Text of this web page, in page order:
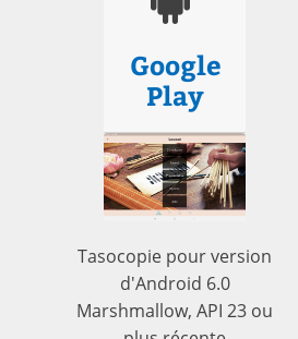
Google
Play
Tasocopie pour version
d'Android 6.0
Marshmallow, API 23 ou